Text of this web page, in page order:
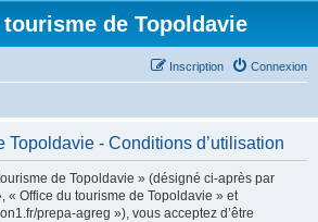
de Topoldavie
Connexion
Inscription
Topoldavie - Conditions d’utilisation
de Topoldavie » (désigné ci-après par
« Office du tourisme de Topoldavie » et
prepa-agreg »), vous acceptez d’être